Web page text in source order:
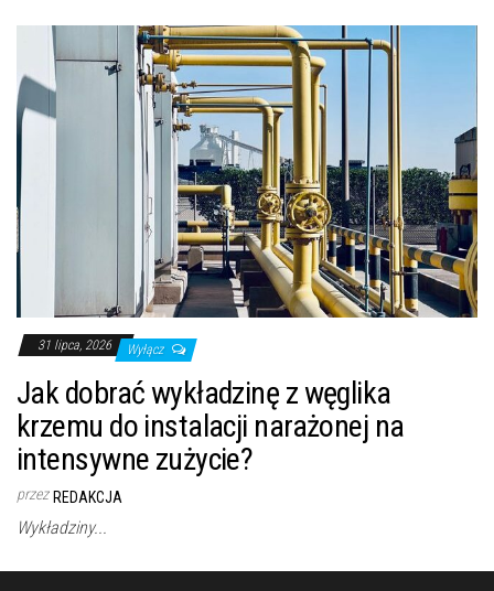
31 lipca, 2026 Wyłącz
Jak dobrać wykładzinę z węglika
krzemu do instalacji narażonej na
intensywne zużycie?
przez REDAKCJA
Wykładziny...